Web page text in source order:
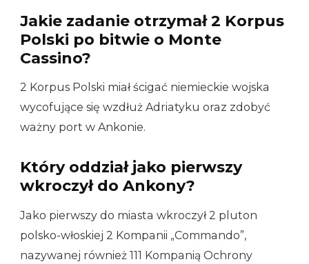
Jakie zadanie otrzymał 2 Korpus
Polski po bitwie o Monte
Cassino?
2 Korpus Polski miał ścigać niemieckie wojska
wycofujące się wzdłuż Adriatyku oraz zdobyć
ważny port w Ankonie.
Który oddział jako pierwszy
wkroczył do Ankony?
Jako pierwszy do miasta wkroczył 2 pluton
polsko-włoskiej 2 Kompanii „Commando”,
nazywanej również 111 Kompanią Ochrony